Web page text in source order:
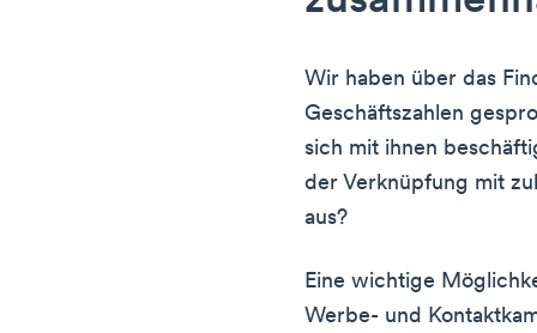
Wir haben über das
Geschäftszahlen
sich mit ihnen
der Verknüpfung mit
aus?
Eine wichtige
Werbe- und